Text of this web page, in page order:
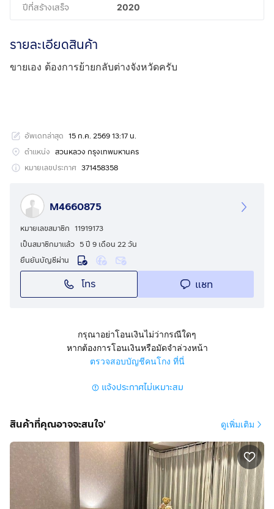
ปีที่สร้างเสร็จ 2020
รายละเอียดสินค้า
ขายเอง ต้องการย้ายกลับต่างจังหวัดครับ
อัพเดทล่าสุด 15 ก.ค. 2569 13:17 น.
ตำแหน่ง สวนหลวง กรุงเทพมหานคร
หมายเลขประกาศ 371458358
M4660875
หมายเลขสมาชิก 11919173
เป็นสมาชิกมาแล้ว 5 ปี 9 เดือน 22 วัน
ยืนยันบัญชีผ่าน
โทร แชท
กรุณาอย่าโอนเงินไม่ว่ากรณีใดๆ
หากต้องการโอนเงินหรือมัดจำล่วงหน้า
ตรวจสอบบัญชีคนโกง ที่นี่
แจ้งประกาศไม่เหมาะสม
สินค้าที่คุณอาจจะสนใจ' ดูเพิ่มเติม